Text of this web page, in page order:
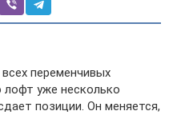
переменчивых
лофт уже несколько
позиции. Он меняется,